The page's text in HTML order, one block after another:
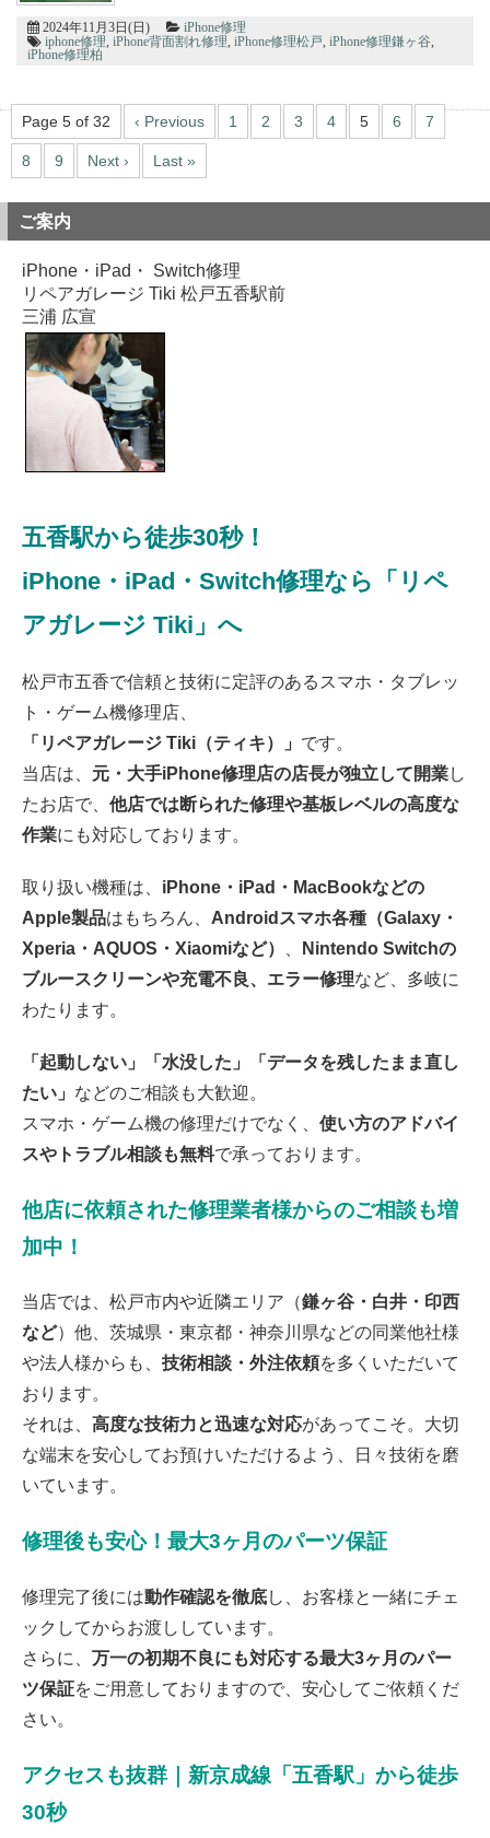
た！ありがとうございました！
2026/07/17
松戸市よりお越しのお客様のiPhone11のガラス交換をさせて頂きました！
松戸市よりお越しのお客様のiPhone14のガラス交換をさせて頂きました！
ありがとうございました！
2026/07/16
松戸市よりお越しのお客様のiPhone12の液晶交換をさせて頂きました！あ
2026/07/16
松戸市よりお越しのお客様のiPhone11の液晶交換をさせて頂きました！あ
りがとうございました！
2026/07/15
松戸市よりお越しのお客様のiPhone12のナノナインガラスコーティングを
させて頂きました！ありがとうございました！
2026/07/15
松戸市よりお越しのお客様のiPhone14Proの液晶交換をさせて頂きました！
ありがとうございました！
2026/07/15
市川市よりお越しのお客様のiPhone11Proのガラス交換をさせて頂きまし
た！ありがとうございました！
2026/07/14
鎌ヶ谷市よりお越しのお客様のiPhone14Maxのバックカメラ交換をさせて
頂きました！ありがとうございました！
た！ありがとうございました！
2026/07/13
りがとうございました！
2026/07/13
松戸市よりお越しのお客様のiPhone14のバッテリー交換をさせて頂きまし
た！ありがとうございました！
りがとうございました！
2026/07/11
松戸市よりお越しのお客様のiPhone13ProMaxのガラス交換をさせて頂きま
した！ありがとうございました！
2026/07/11
松戸市よりお越しのお客様のiPhone14Proの液晶交換をさせて頂きました！
ありがとうございました！
2026/07/11
松戸市よりお越しのお客様のiPhone11のバッテリー交換をさせて頂きまし
松戸市よりお越しのお客様のiPhone14Proのバックカメラ交換をさせて頂き
ました！ありがとうございました！
2026/07/10
松戸市よりお越しのお客様のiPhone14の液晶交換をさせて頂きました！あ
りがとうございました！
2026/07/10
松戸市よりお越しのお客様のiPhone11Proの充電不良修理をさせて頂きまし
た！ありがとうございました！
松戸市よりお越しのお客様のiPhone11の液晶交換をさせて頂きました！あ
2026/07/09
白井市よりお越しのお客様のiPhone12の液晶交換をさせて頂きました！あ
りがとうございました！
2026/07/09
2026/07/08
松戸市よりお越しのお客様のSwitchのガラス交換をさせて頂きました！あ
りがとうございました！
ありがとうございました！
松戸市よりお越しのお客様のiPhone5の基板修理をさせて頂きました！あり
がとうございました！
2026/07/07
松戸市よりお越しのお客様のiPhone12のナノナインガラスコーティングを
させて頂きました！ありがとうございました！
2026/07/06
松戸市よりお越しのお客様のiPhoneSE3の基板修理をさせて頂きました！
ありがとうございました！
2026/07/05
2026/07/04
2026/07/03
市川市よりお越しのお客様のiPhone12Proの液晶交換をさせて頂きました！
ありがとうございました！
2026/07/02
松戸市よりお越しのお客様のiPhone11の液晶交換をさせて頂きました！あ
りがとうございました！
2026/07/01
松戸市よりお越しのお客様のiPhone12の充電不良修理をさせて頂きまし
2026/07/01
松戸市よりお越しのお客様のiPhone14ProMaxのガラス交換をさせて頂きま
した！ありがとうございました！
2026/06/30
2024年11月3日(日)
iPhone修理
iphone修理 iPhone背面割れ修理 iPhone修理松戸 iPhone修理鎌ヶ谷
iPhone修理柏
Page 5 of 32 ‹ Previous 1 2 3 4 5 6 7
8 9 Next › Last »
ご案内
iPhone・iPad・ Switch修理
リペアガレージ Tiki 松戸五香駅前
三浦 広宣
五香駅から徒歩30秒！
iPhone・iPad・Switch修理なら「リペ
アガレージ Tiki」へ
松戸市五香で信頼と技術に定評のあるスマホ・タブレッ
ト・ゲーム機修理店、
「リペアガレージ Tiki（ティキ）」 です。
当店は、 元・大手iPhone修理店の店長が独立して開業し
たお店で、 他店では断られた修理や基板レベルの高度な
作業にも対応しております。
取り扱い機種は、 iPhone・iPad・MacBookなどの
Apple製品はもちろん、 Androidスマホ各種（Galaxy・
Xperia・AQUOS・Xiaomiなど）
Nintendo Switchの
ブルースクリーンや充電不良、エラー修理など、多岐に
わたります。
「起動しない」「水没した」「データを残したまま直し
たい」 などのご相談も大歓迎。
スマホ・ゲーム機の修理だけでなく、 使い方のアドバイ
スやトラブル相談も無料で承っております。
他店に依頼された修理業者様からのご相談も増
加中！
当店では、松戸市内や近隣エリア（鎌ヶ谷・白井・印西
など）他、茨城県・東京都・神奈川県などの同業他社様
や法人様からも、 技術相談・外注依頼を多くいただいて
おります。
それは、 高度な技術力と迅速な対応があってこそ。大切
な端末を安心してお預けいただけるよう、日々技術を磨
いています。
修理後も安心！最大3ヶ月のパーツ保証
修理完了後には動作確認を徹底し、お客様と一緒にチェ
ックしてからお渡ししています。
さらに、 万一の初期不良にも対応する最大3ヶ月のパー
ツ保証をご用意しておりますので、安心してご依頼くだ
さい。
アクセスも抜群｜新京成線「五香駅」から徒歩
30秒